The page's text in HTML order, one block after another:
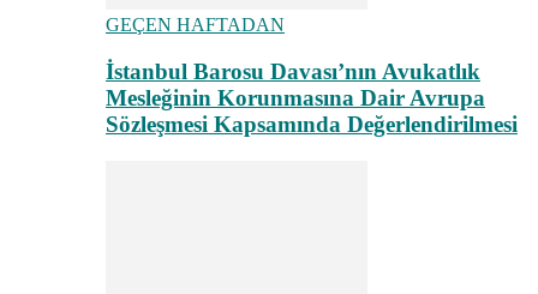
GEÇEN HAFTADAN
İstanbul Barosu Davası’nın Avukatlık
Mesleğinin Korunmasına Dair Avrupa
Sözleşmesi Kapsamında Değerlendirilmesi